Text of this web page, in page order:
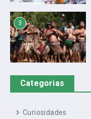
3
Categorias
Curiosidades